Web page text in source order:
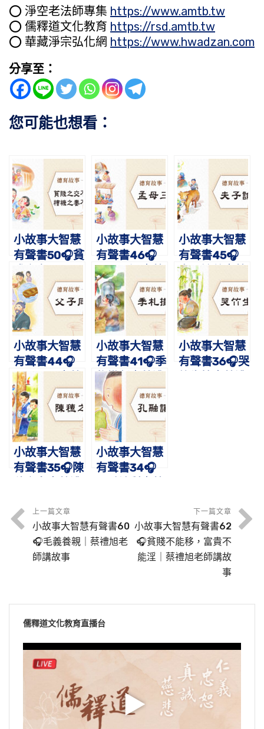
⭕️ 淨空老法師專集 https://www.amtb.tw
⭕️ 儒釋道文化教育 https://rsd.amtb.tw
⭕️ 華藏淨宗弘化網 https://www.hwadzan.com
分享至：
您可能也想看：
小故事大智慧
有聲書50🎧貧
賤之交不可
忘，糟糠之妻
不下堂｜蔡禮
旭老師講故事
小故事大智慧
有聲書46🎧
孟母三遷｜蔡
禮旭老師講故
事
小故事大智慧
有聲書45🎧
夫子論善｜蔡
禮旭老師講故
事
小故事大智慧
有聲書44🎧
父子同心｜蔡
禮旭老師講故
事
小故事大智慧
有聲書41🎧季
札掛劍｜蔡禮
旭老師講故事
小故事大智慧
有聲書36🎧哭
小故事大智慧
有聲書35🎧陳
小故事大智慧
有聲書34🎧
上一篇文章
小故事大智慧有聲書60
🎧毛義養親｜蔡禮旭老
師講故事
下一篇文章
小故事大智慧有聲書62
🎧貧賤不能移，富貴不
能淫｜蔡禮旭老師講故
事
儒釋道文化教育直播台